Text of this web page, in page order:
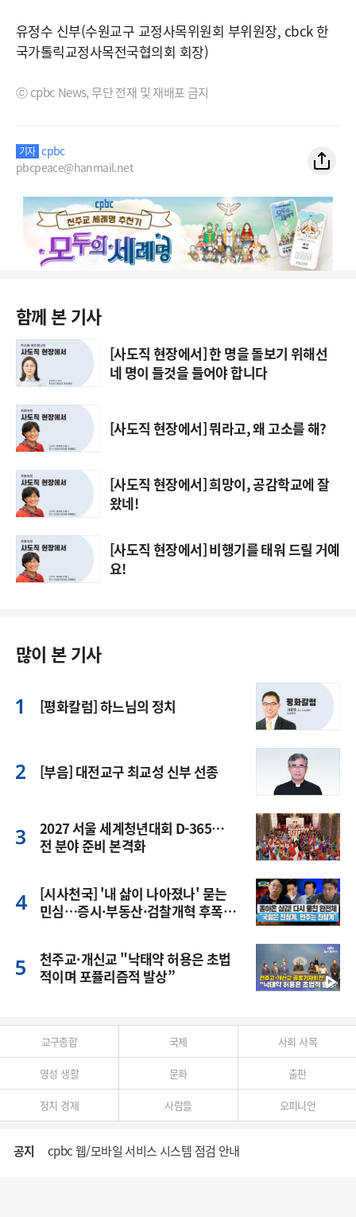
유정수 신부(수원교구 교정사목위원회 부위원장, cbck 한
국가톨릭교정사목전국협의회 회장)
ⓒ cpbc News, 무단 전재 및 재배포 금지
기자 cpbc
pbcpeace@hanmail.net
함께 본 기사
[사도직 현장에서] 한 명을 돌보기 위해선
네 명이 들것을 들어야 합니다
[사도직 현장에서] 뭐라고, 왜 고소를 해?
[사도직 현장에서] 희망이, 공감학교에 잘
왔네!
[사도직 현장에서] 비행기를 태워 드릴 거예
요!
많이 본 기사
[평화칼럼] 하느님의 정치
[부음] 대전교구 최교성 신부 선종
2027 서울 세계청년대회 D-365…
전 분야 준비 본격화
[시사천국] '내 삶이 나아졌나' 묻는
민심…증시·부동산·검찰개혁 후폭
천주교·개신교 "낙태약 허용은 초법
적이며 포퓰리즘적 발상”
교구종합 국제 사회 사목
영성 생활 문화 출판
정치 경제 사람들 오피니언
공지 cpbc 웹/모바일 서비스 시스템 점검 안내